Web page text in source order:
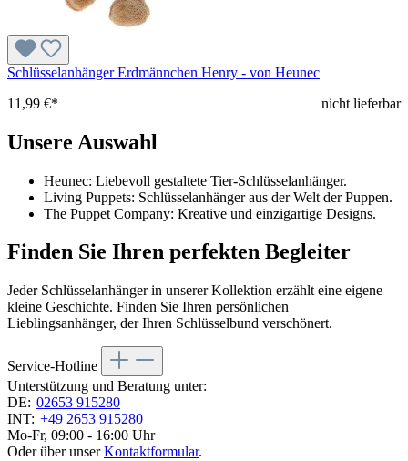
Schlüsselanhänger Erdmännchen Henry - von Heunec
nicht lieferbar
11,99 €*
Unsere Auswahl
Heunec: Liebevoll gestaltete Tier-Schlüsselanhänger.
Living Puppets: Schlüsselanhänger aus der Welt der Puppen.
The Puppet Company: Kreative und einzigartige Designs.
Finden Sie Ihren perfekten Begleiter
Jeder Schlüsselanhänger in unserer Kollektion erzählt eine eigene
kleine Geschichte. Finden Sie Ihren persönlichen
Lieblingsanhänger, der Ihren Schlüsselbund verschönert.
Service-Hotline
Unterstützung und Beratung unter:
DE: 02653 915280
INT: +49 2653 915280
Mo-Fr, 09:00 - 16:00 Uhr
Oder über unserKontaktformular.